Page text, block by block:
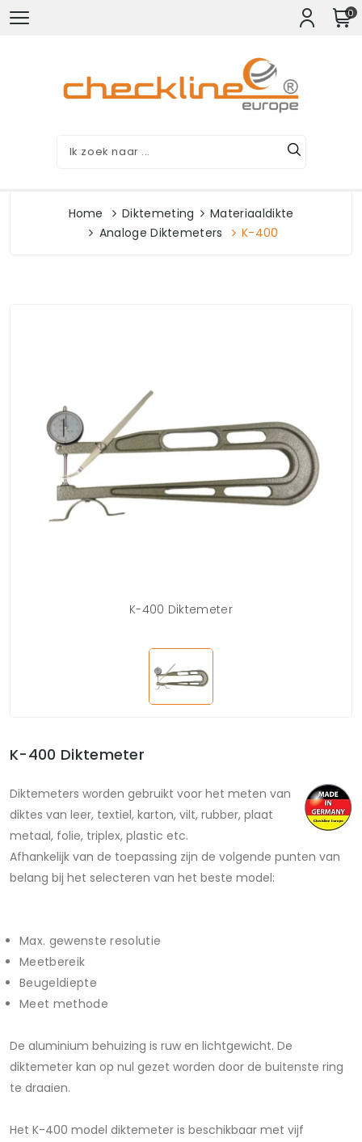
0
Home Diktemeting
Materiaaldikte
Analoge Diktemeters
K-400
K-400 Diktemeter
K-400 Diktemeter
Diktemeters worden gebruikt voor het meten van
diktes van leer, textiel, karton, vilt, rubber, plaat
metaal, folie, triplex, plastic etc.
Afhankelijk van de toepassing zijn de volgende punten van
belang bij het selecteren van het beste model:
Max. gewenste resolutie
Meetbereik
Beugeldiepte
Meet methode
De aluminium behuizing is ruw en lichtgewicht. De
diktemeter kan op nul gezet worden door de buitenste ring
te draaien.
Het K-400 model diktemeter is beschikbaar met vijf